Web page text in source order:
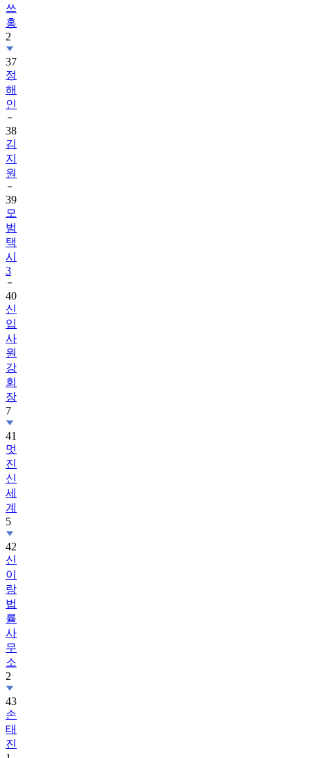
쓰
홍
2
37
정
해
인
38
김
지
원
39
모
범
택
시
3
40
신
입
사
원
강
회
장
7
41
멋
진
신
세
계
5
42
신
이
랑
법
률
사
무
소
2
43
손
태
진